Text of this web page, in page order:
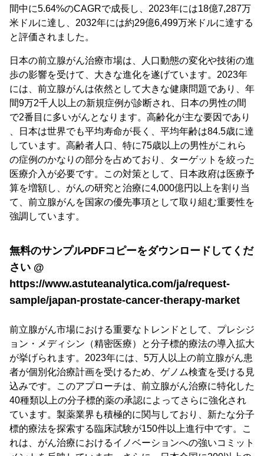
間中に5.64%のCAGRで成長し、2023年には18億7,287万
米ドルに達し、2032年には約29億6,499万米ドルに達する
と評価されました。
日本の前立腺がん治療市場は、人口動態の変化や技術の進
歩の影響を受けて、大きな進化を遂げています。2023年
には、前立腺がんは依然として大きな健康問題であり、年
間9万2千人以上の新規症例が診断され、日本の男性の間
で2番目に多いがんとなります。高齢化が主な要因であり
、日本は世界でも平均寿命が長く、平均年齢は84.5歳に達
しています。高齢者人口、特に75歳以上の男性がこれら
の症例のかなりの部分を占めており、ターゲットを絞った
医療介入が必要です。この対策として、日本政府は医療予
算を増額し、がんの研究と治療に4,000億円以上を割り当
て、前立腺がんを国家の優先事項として取り組む重要性を
強調しています。
無料のサンプルPDFコピーをダウンロードしてくだ
さい @
https://www.astuteanalytica.com/ja/request-
sample/japan-prostate-cancer-therapy-market
前立腺がん市場における重要なトレンドとして、プレシジ
ョン・メディシン（精密医療）と分子標的療法の導入拡大
が挙げられます。2023年には、5万人以上の前立腺がん患
者が個別化治療計画を受けるため、ゲノム検査を受ける見
込みです。このアプローチは、前立腺がん治療に特化した
40種類以上の分子標的薬の承認によってさらに強化され
ています。製薬業界も積極的に関与しており、新たな分子
標的療法を探索する臨床試験が150件以上進行中です。こ
れは、がん治療におけるイノベーションへの強いコミット